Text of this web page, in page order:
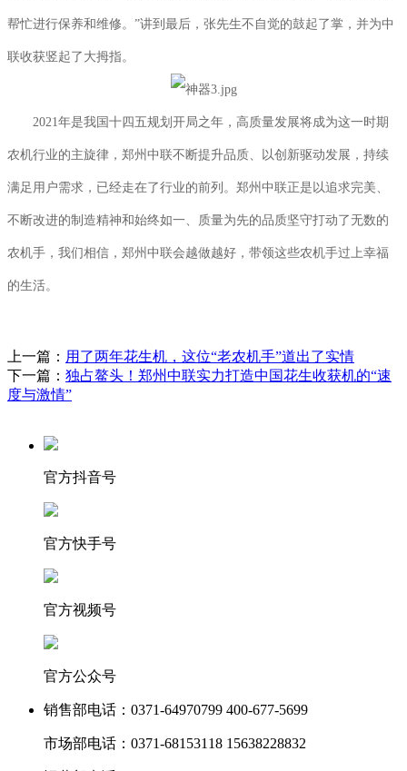
帮忙进行保养和维修。”讲到最后，张先生不自觉的鼓起了掌，并为中
联收获竖起了大拇指。
2021年是我国十四五规划开局之年，高质量发展将成为这一时期
农机行业的主旋律，郑州中联不断提升品质、以创新驱动发展，持续
满足用户需求，已经走在了行业的前列。郑州中联正是以追求完美、
不断改进的制造精神和始终如一、质量为先的品质坚守打动了无数的
农机手，我们相信，郑州中联会越做越好，带领这些农机手过上幸福
的生活。
上一篇： 用了两年花生机，这位“老农机手”道出了实情
下一篇： 独占鳌头！郑州中联实力打造中国花生收获机的“速
度与激情”
官方抖音号
官方快手号
官方视频号
官方公众号
销售部电话： 0371-64970799 400-677-5699
市场部电话： 0371-68153118 15638228832